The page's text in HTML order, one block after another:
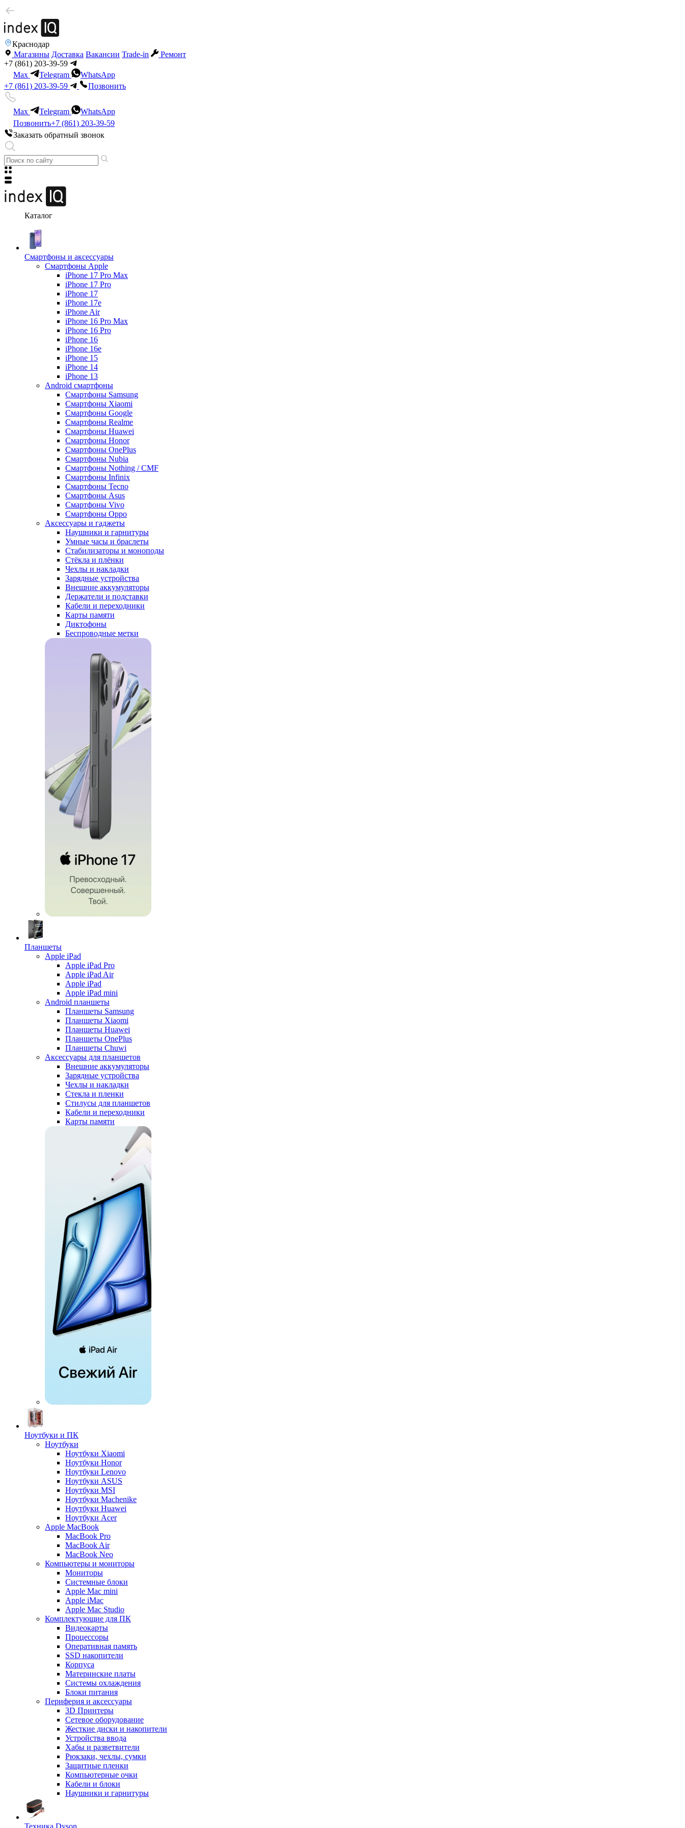
Краснодар
Магазины Доставка Вакансии Trade-in
Ремонт
+7 (861) 203-39-59
Max
Telegram
WhatsApp
+7 (861) 203-39-59
Позвонить
Max Telegram
WhatsApp
Позвонить+7 (861) 203-39-59
Заказать обратный звонок
Каталог
Смартфоны и аксессуары
Смартфоны Apple
iPhone 17 Pro Max
iPhone 17 Pro
iPhone 17
iPhone 17e
iPhone Air
iPhone 16 Pro Max
iPhone 16 Pro
iPhone 16
iPhone 16e
iPhone 15
iPhone 14
iPhone 13
Android cмартфоны
Смартфоны Samsung
Смартфоны Xiaomi
Смартфоны Google
Смартфоны Realme
Смартфоны Huawei
Смартфоны Honor
Смартфоны OnePlus
Смартфоны Nubia
Смартфоны Nothing / CMF
Смартфоны Infinix
Смартфоны Tecno
Смартфоны Asus
Смартфоны Vivo
Смартфоны Oppo
Аксессуары и гаджеты
Наушники и гарнитуры
Умные часы и браслеты
Стабилизаторы и моноподы
Стёкла и плёнки
Чехлы и накладки
Зарядные устройства
Внешние аккумуляторы
Держатели и подставки
Кабели и переходники
Карты памяти
Диктофоны
Беспроводные метки
Планшеты
Apple iPad
Apple iPad Pro
Apple iPad Air
Apple iPad
Apple iPad mini
Android планшеты
Планшеты Samsung
Планшеты Xiaomi
Планшеты Huawei
Планшеты OnePlus
Планшеты Chuwi
Аксессуары для планшетов
Внешние аккумуляторы
Зарядные устройства
Чехлы и накладки
Стекла и пленки
Стилусы для планшетов
Кабели и переходники
Карты памяти
Ноутбуки и ПК
Ноутбуки
Ноутбуки Xiaomi
Ноутбуки Honor
Ноутбуки Lenovo
Ноутбуки ASUS
Ноутбуки MSI
Ноутбуки Machenike
Ноутбуки Huawei
Ноутбуки Acer
Apple MacBook
MacBook Pro
MacBook Air
MacBook Neo
Компьютеры и мониторы
Мониторы
Системные блоки
Apple Mac mini
Apple iMac
Apple Mac Studio
Комплектующие для ПК
Видеокарты
Процессоры
Оперативная память
SSD накопители
Корпуса
Материнские платы
Системы охлаждения
Блоки питания
Периферия и аксессуары
3D Принтеры
Сетевое оборудование
Жесткие диски и накопители
Устройства ввода
Хабы и разветвители
Рюкзаки, чехлы, сумки
Защитные пленки
Компьютерные очки
Кабели и блоки
Наушники и гарнитуры
Техника Dyson